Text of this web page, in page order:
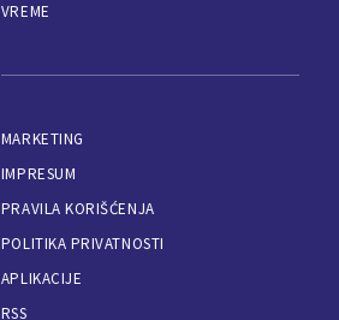
VREME
MARKETING
IMPRESUM
PRAVILA KORIŠĆENJA
POLITIKA PRIVATNOSTI
APLIKACIJE
RSS